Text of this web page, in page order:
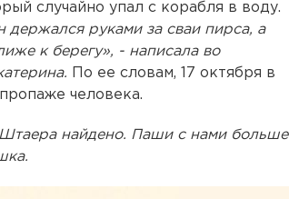
случайно упал с корабля в воду.
держался руками за сваи пирса, а
к берегу», - написала во
По ее словам, 17 октября в
человека.
найдено. Паши с нами больше